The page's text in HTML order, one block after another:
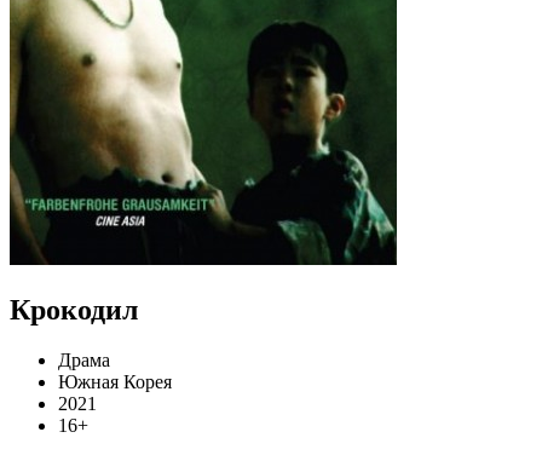
Крокодил
Драма
Южная Корея
2021
16+